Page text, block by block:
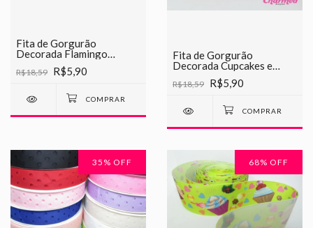
Fita de Gorgurão
Decorada Flamingo
Chinesinha 38mm
R$18,59 R$5,90
Fita de Gorgurão
Decorada Cupcakes e
Donuts Chinesinha 38mm
R$18,59 R$5,90
35 % OFF 68% OFF